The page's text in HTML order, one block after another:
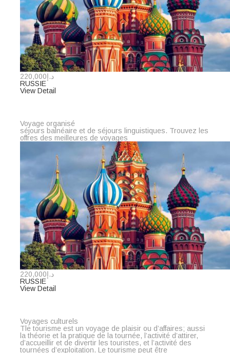
د.إ220,000
RUSSIE
View Detail
Voyage organisé
séjours balnéaire et de séjours linguistiques. Trouvez les
offres des meilleures de voyages
د.إ220,000
RUSSIE
View Detail
Voyages culturels
Tle tourisme est un voyage de plaisir ou d’affaires; aussi
la théorie et la pratique de la tournée, l’activité d’attirer,
d’accueillir et de divertir les touristes, et l’activité des
tournées d’exploitation. Le tourisme peut être